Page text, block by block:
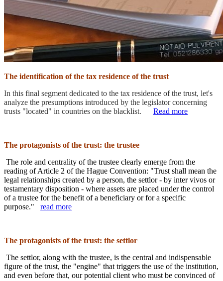
The identification of the tax residence of the trust
In this final segment dedicated to the tax residence of the trust, let's
analyze the presumptions introduced by the legislator concerning
trusts "located" in countries on the blacklist.
Read more
The protagonists of the trust: the trustee
The role and centrality of the trustee clearly emerge from the
reading of Article 2 of the Hague Convention: "Trust shall mean the
legal relationships created by a person, the settlor - by inter vivos or
testamentary disposition - where assets are placed under the control
of a trustee for the benefit of a beneficiary or for a specific
purpose."
read more
The protagonists of the trust: the settlor
The settlor, along with the trustee, is the central and indispensable
figure of the trust, the "engine" that triggers the use of the institution,
and even before that, our potential client who must be convinced of